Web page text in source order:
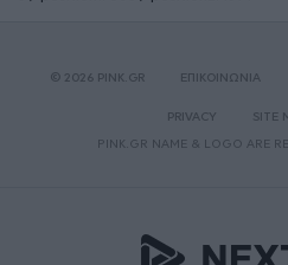
© 2026 PINK.GR ΕΠΙΚΟΙΝΩΝΙΑ
PRIVACY SITE
PINK.GR NAME & LOGO ARE